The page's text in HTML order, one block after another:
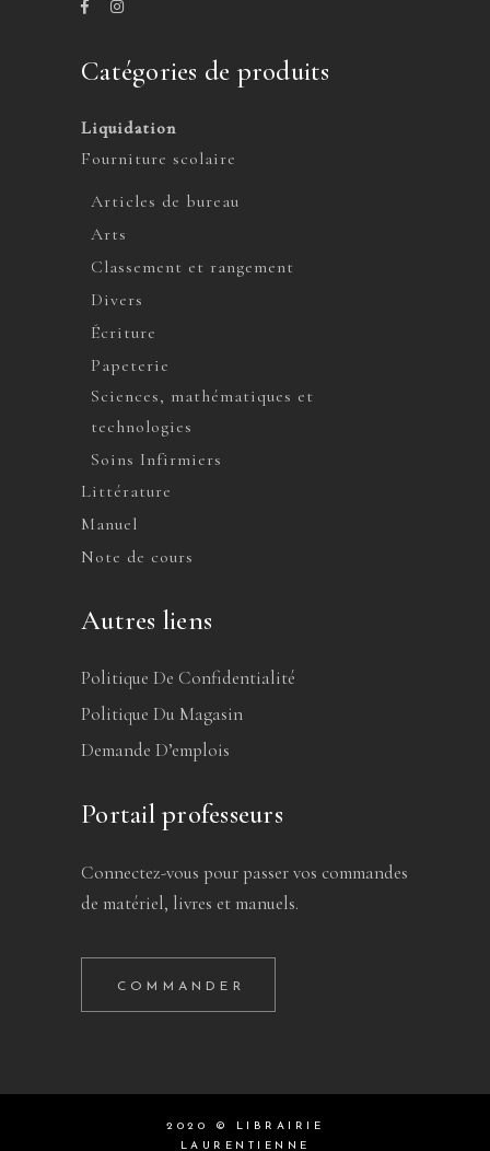
Catégories de produits
Liquidation
Fourniture scolaire
Articles de bureau
Arts
Classement et rangement
Divers
Écriture
Papeterie
Sciences, mathématiques et
technologies
Soins Infirmiers
Littérature
Manuel
Note de cours
Autres liens
Politique De Confidentialité
Politique Du Magasin
Demande D’emplois
Portail professeurs
Connectez-vous pour passer vos commandes
de matériel, livres et manuels.
COMMANDER
2020 © LIBRAIRIE
LAURENTIENNE